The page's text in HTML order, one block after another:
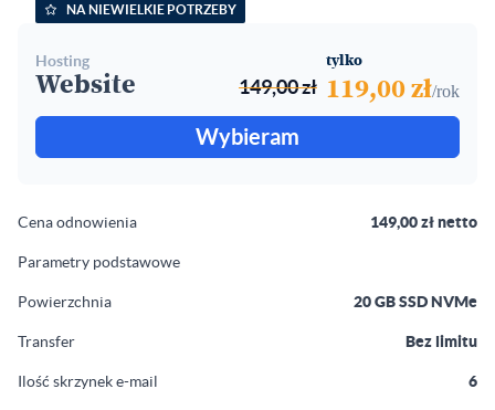
NA NIEWIELKIE POTRZEBY
hosting
Website 149,00 zł
tylko
119,00 zł/rok
Wybieram
Cena odnowienia 149,00 zł netto
Parametry podstawowe
Powierzchnia 20 GB SSD NVMe
Transfer Bez limitu
Ilość skrzynek e-mail 6